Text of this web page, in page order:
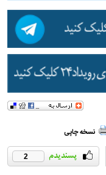
نسخه چاپی
2